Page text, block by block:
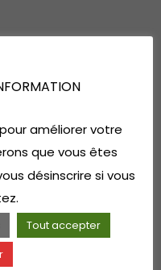
améliorer votre
que vous êtes
désinscrire si vous
Tout accepter